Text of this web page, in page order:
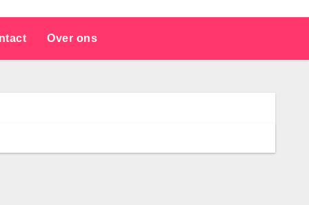
Over ons